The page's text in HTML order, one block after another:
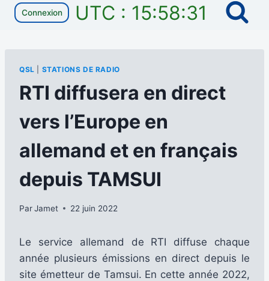
Connexion UTC : 15:58:32
QSL STATIONS DE RADIO
RTI diffusera en direct
vers l’Europe en
allemand et en français
depuis TAMSUI
ParJamet 22 juin 2022
Le service allemand de RTI diffuse chaque
année plusieurs émissions en direct depuis le
site émetteur de Tamsui. En cette année 2022,